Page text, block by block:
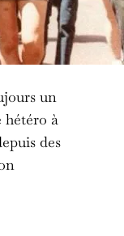
un
hétéro à
des